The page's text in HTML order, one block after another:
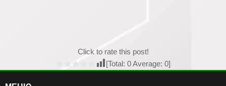
Click to rate this post!
[Total: 0Average: 0]